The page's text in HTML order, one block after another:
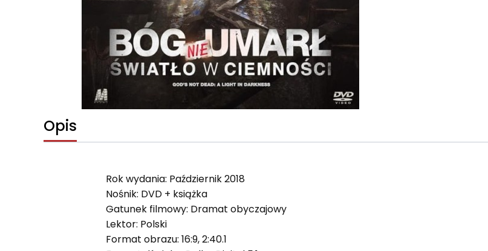
Opis
Rok wydania: Październik 2018
Nośnik: DVD + książka
Gatunek filmowy: Dramat obyczajowy
Lektor: Polski
Format obrazu: 16:9, 2:40.1